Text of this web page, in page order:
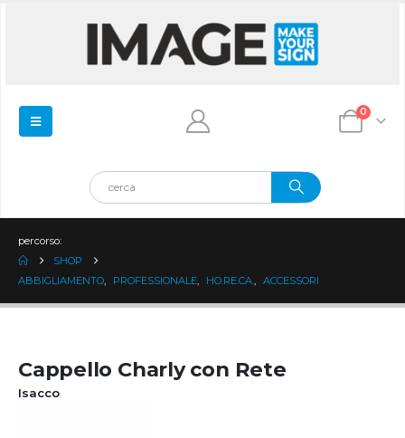
0
percorso:
SHOP
ABBIGLIAMENTO
PROFESSIONALE HO.RE.CA. ACCESSORI
Cappello Charly con Rete
Isacco